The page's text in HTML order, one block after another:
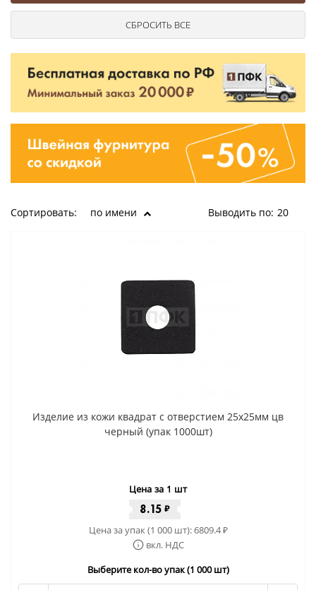
Сортировать: по имени Выводить по: 20
Изделие из кожи квадрат с отверстием 25х25мм цв
черный (упак 1000шт)
Цена за 1 шт
8.15 ₽
Цена за упак (1 000 шт):6809.4₽
вкл. НДС
Выберите кол-во упак (1 000 шт)
Ушковые
Цепочки шарики с замком
Ткани